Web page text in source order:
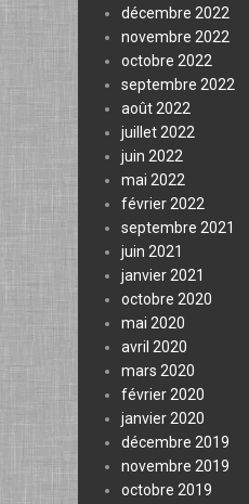
décembre 2022
novembre 2022
octobre 2022
septembre 2022
août 2022
juillet 2022
juin 2022
mai 2022
février 2022
septembre 2021
juin 2021
janvier 2021
octobre 2020
mai 2020
avril 2020
mars 2020
février 2020
janvier 2020
décembre 2019
novembre 2019
octobre 2019